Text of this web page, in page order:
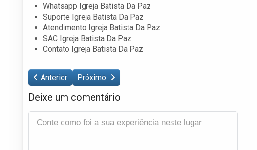
Whatsapp Igreja Batista Da Paz
Suporte Igreja Batista Da Paz
Atendimento Igreja Batista Da Paz
SAC Igreja Batista Da Paz
Contato Igreja Batista Da Paz
Anterior Próximo
Deixe um comentário